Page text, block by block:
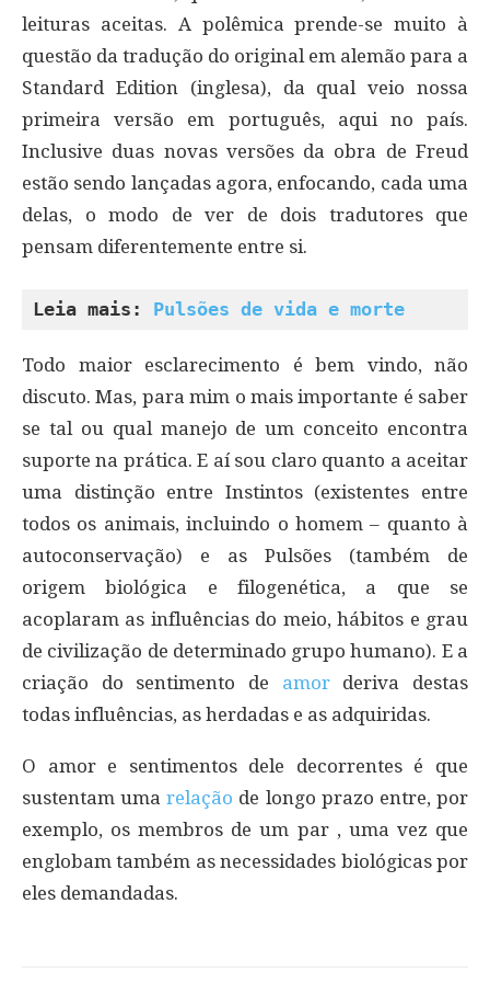
leituras aceitas. A polêmica prende-se muito à
questão da tradução do original em alemão para a
Standard Edition (inglesa), da qual veio nossa
primeira versão em português, aqui no país.
Inclusive duas novas versões da obra de Freud
estão sendo lançadas agora, enfocando, cada uma
delas, o modo de ver de dois tradutores que
pensam diferentemente entre si.
Leia mais: Pulsões de vida e morte
Todo maior esclarecimento é bem vindo, não
discuto. Mas, para mim o mais importante é saber
se tal ou qual manejo de um conceito encontra
suporte na prática. E aí sou claro quanto a aceitar
uma distinção entre Instintos (existentes entre
todos os animais, incluindo o homem – quanto à
autoconservação) e as Pulsões (também de
origem biológica e filogenética, a que se
acoplaram as influências do meio, hábitos e grau
de civilização de determinado grupo humano). E a
criação do sentimento de amorderiva destas
todas influências, as herdadas e as adquiridas.
O amor e sentimentos dele decorrentes é que
sustentam umarelação de longo prazo entre, por
exemplo, os membros de um par , uma vez que
englobam também as necessidades biológicas por
eles demandadas.